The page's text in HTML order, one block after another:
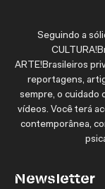
Seguindo a
ARTE!Brasileiros
reportagens,
sempre, o cuidado
vídeos. Você terá
contemporânea,
Newsletter